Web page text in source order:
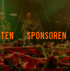
Sponsoren